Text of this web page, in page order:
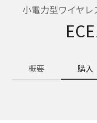
小電力型ワイヤ
概要 購入